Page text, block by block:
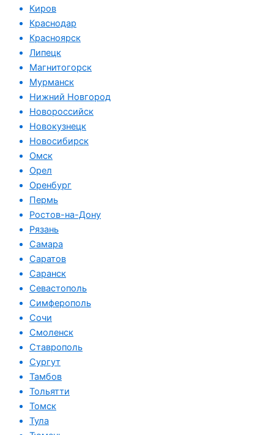
Киров
Краснодар
Красноярск
Липецк
Магнитогорск
Мурманск
Нижний Новгород
Новороссийск
Новокузнецк
Новосибирск
Омск
Орел
Оренбург
Пермь
Ростов-на-Дону
Рязань
Самара
Саратов
Саранск
Севастополь
Симферополь
Сочи
Смоленск
Ставрополь
Сургут
Тамбов
Тольятти
Томск
Тула